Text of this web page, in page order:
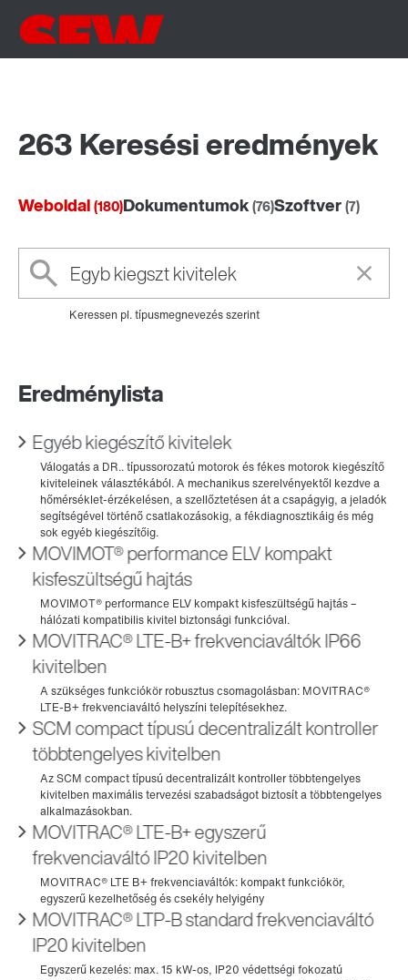
263 Keresési eredmények
Weboldal(180)Dokumentumok(76)Szoftver(7)
Keressen pl. típusmegnevezés szerint
Eredménylista
Egyéb kiegészítő kivitelek
MOVIMOT® performance ELV kompakt
kisfeszültségű hajtás
MOVITRAC® LTE-B+ frekvenciaváltók IP66
kivitelben
SCM compact típusú decentralizált kontroller
többtengelyes kivitelben
MOVITRAC® LTE-B+ egyszerű
frekvenciaváltó IP20 kivitelben
MOVITRAC® LTP-B standard frekvenciaváltó
IP20 kivitelben